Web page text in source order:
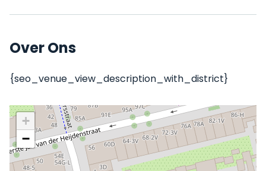
Over Ons
{seo_venue_view_description_with_district}
+
−